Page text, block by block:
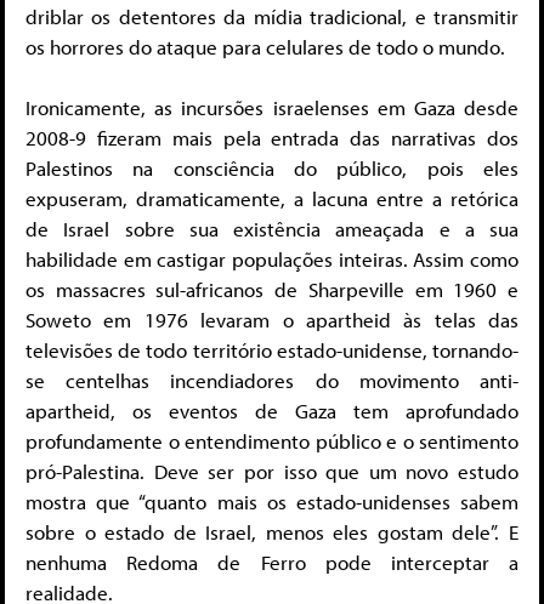
driblar os detentores da mídia tradicional, e transmitir
os horrores do ataque para celulares de todo o mundo.
Ironicamente, as incursões israelenses em Gaza desde
2008-9 fizeram mais pela entrada das narrativas dos
Palestinos na consciência do público, pois eles
expuseram, dramaticamente, a lacuna entre a retórica
de Israel sobre sua existência ameaçada e a sua
habilidade em castigar populações inteiras. Assim como
os massacres sul-africanos de Sharpeville em 1960 e
Soweto em 1976 levaram o apartheid às telas das
televisões de todo território estado-unidense, tornando-
se centelhas incendiadores do movimento anti-
apartheid, os eventos de Gaza tem aprofundado
profundamente o entendimento público e o sentimento
pró-Palestina. Deve ser por isso que um novo estudo
mostra que “quanto mais os estado-unidenses sabem
sobre o estado de Israel, menos eles gostam dele”. E
nenhuma Redoma de Ferro pode interceptar a
realidade.